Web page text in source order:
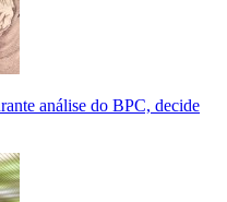
análise do BPC, decide